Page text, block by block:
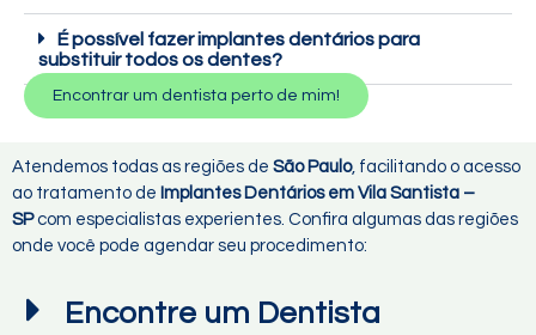
É possível fazer implantes dentários para
substituir todos os dentes?
Encontrar um dentista perto de mim!
Atendemos todas as regiões de São Paulo, facilitando o acesso
ao tratamento de Implantes Dentários em Vila Santista –
SP com especialistas experientes. Confira algumas das regiões
onde você pode agendar seu procedimento:
Encontre um Dentista